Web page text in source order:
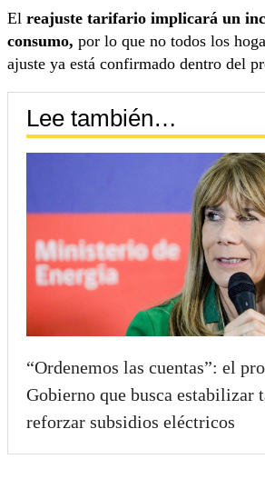
El reajuste tarifario implicará un
consumo, por lo que no todos los
ajuste ya está confirmado dentro del
Lee también…
“Ordenemos las cuentas”: el
Gobierno que busca estabilizar
reforzar subsidios eléctricos